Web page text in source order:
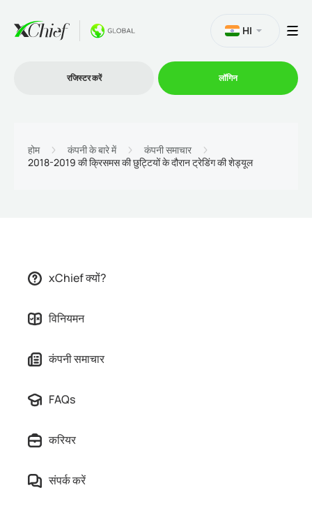
भागीदारों के लिये
HI
रजिस्टर करें लॉगिन
होम कंपनी के बारे में
कंपनी समाचार
2018-2019 की क्रिसमस की छुट्टियों के दौरान ट्रेडिंग की शेड्यूल
xChief क्यों?
विनियमन
कंपनी समाचार
FAQs
करियर
संपर्क करें